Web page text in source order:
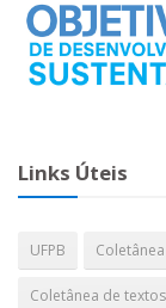
Links Úteis
UFPB
Coletânea de